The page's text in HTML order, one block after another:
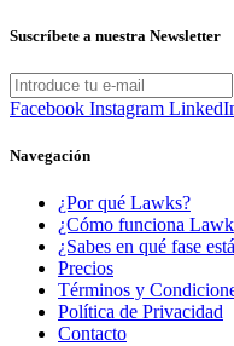
Suscríbete a nuestra Newsletter
Facebook Instagram
Navegación
¿Por qué Lawks?
¿Cómo funciona
¿Sabes en qué fase
Precios
Términos y
Política de Privacidad
Contacto